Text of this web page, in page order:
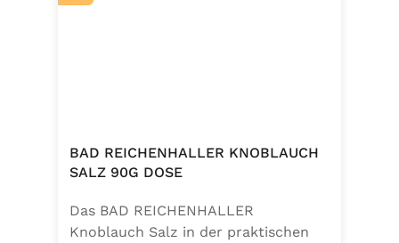
BAD REICHENHALLER KNOBLAUCH
SALZ 90G DOSE
Das BAD REICHENHALLER
Knoblauch Salz in der praktischen